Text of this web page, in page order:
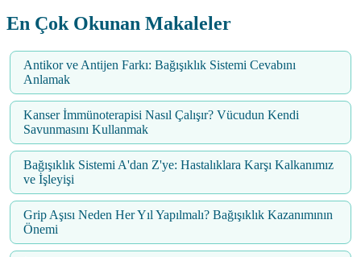
En Çok Okunan Makaleler
Antikor ve Antijen Farkı: Bağışıklık Sistemi Cevabını
Anlamak
Kanser İmmünoterapisi Nasıl Çalışır? Vücudun Kendi
Savunmasını Kullanmak
Bağışıklık Sistemi A'dan Z'ye: Hastalıklara Karşı Kalkanımız
ve İşleyişi
Grip Aşısı Neden Her Yıl Yapılmalı? Bağışıklık Kazanımının
Önemi